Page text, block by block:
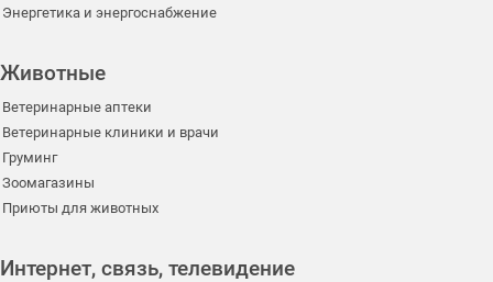
Энергетика и энергоснабжение
Животные
Ветеринарные аптеки
Ветеринарные клиники и врачи
Груминг
Зоомагазины
Приюты для животных
Интернет, связь, телевидение